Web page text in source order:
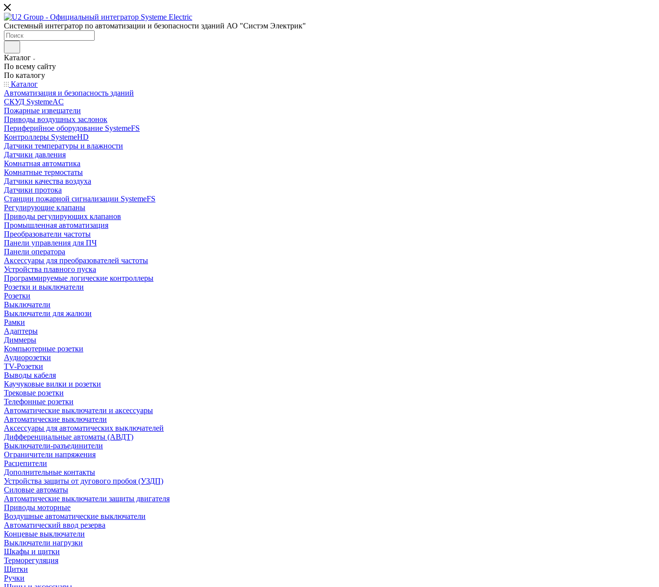
Системный интегратор по автоматизации и безопасности зданий АО "Систэм Электрик"
Каталог
По всему сайту
По каталогу
Каталог
Автоматизация и безопасность зданий
СКУД SystemeAC
Пожарные извещатели
Приводы воздушных заслонок
Периферийное оборудование SystemeFS
Контроллеры SystemeHD
Датчики температуры и влажности
Датчики давления
Комнатная автоматика
Комнатные термостаты
Датчики качества воздуха
Датчики протока
Станции пожарной сигнализации SystemeFS
Регулирующие клапаны
Приводы регулирующих клапанов
Промышленная автоматизация
Преобразователи частоты
Панели управления для ПЧ
Панели оператора
Аксессуары для преобразователей частоты
Устройства плавного пуска
Программируемые логические контроллеры
Розетки и выключатели
Розетки
Выключатели
Выключатели для жалюзи
Рамки
Адаптеры
Диммеры
Компьютерные розетки
Аудиорозетки
TV-Розетки
Выводы кабеля
Каучуковые вилки и розетки
Трековые розетки
Телефонные розетки
Автоматические выключатели и аксессуары
Автоматические выключатели
Аксессуары для автоматических выключателей
Дифференциальные автоматы (АВДТ)
Выключатели-разъединители
Ограничители напряжения
Расцепители
Дополнительные контакты
Устройства защиты от дугового пробоя (УЗДП)
Силовые автоматы
Автоматические выключатели защиты двигателя
Приводы моторные
Воздушные автоматические выключатели
Автоматический ввод резерва
Концевые выключатели
Выключатели нагрузки
Шкафы и щитки
Терморегуляция
Щитки
Ручки